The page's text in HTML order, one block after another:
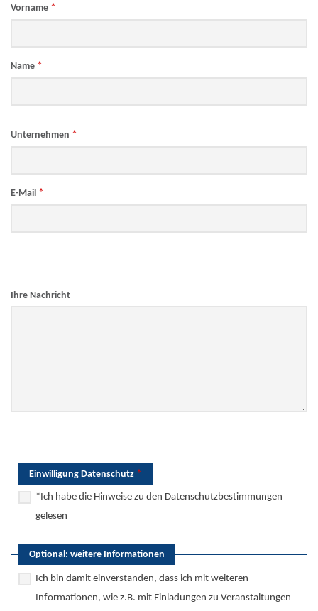
Vorname *
Name *
Unternehmen *
E-Mail *
Ihre Nachricht
Einwilligung Datenschutz *
*Ich habe die Hinweise zu den Datenschutzbestimmungen
gelesen
Optional: weitere Informationen
Ich bin damit einverstanden, dass ich mit weiteren
Informationen, wie z.B. mit Einladungen zu Veranstaltungen